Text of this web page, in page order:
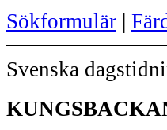
Sökformulär |
Svenska